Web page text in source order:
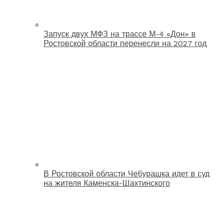
Запуск двух МФЗ на трассе М-4 «Дон» в
Ростовской области перенесли на 2027 год
В Ростовской области Чебурашка идет в суд
на жителя Каменска-Шахтинского